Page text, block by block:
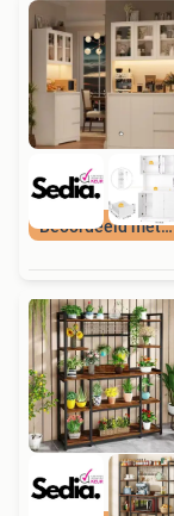
Beoordeeld met 9+